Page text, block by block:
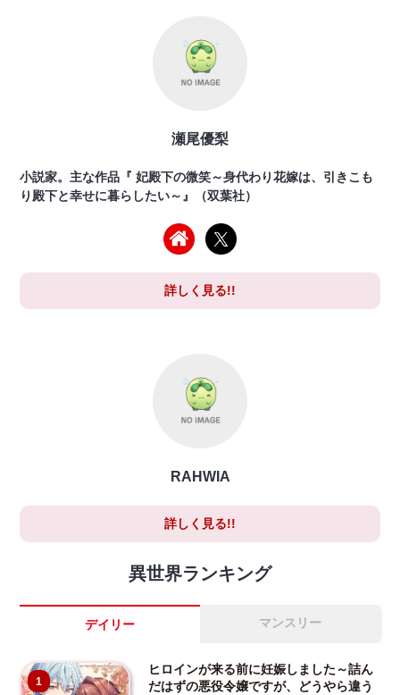
瀬尾優梨
小説家。主な作品『 妃殿下の微笑～身代わり花嫁は、引きこも
り殿下と幸せに暮らしたい～』（双葉社）
詳しく見る!!
RAHWIA
詳しく見る!!
異世界ランキング
デイリー マンスリー
1
ヒロインが来る前に妊娠しました～詰ん
だはずの悪役令嬢ですが、どうやら違う